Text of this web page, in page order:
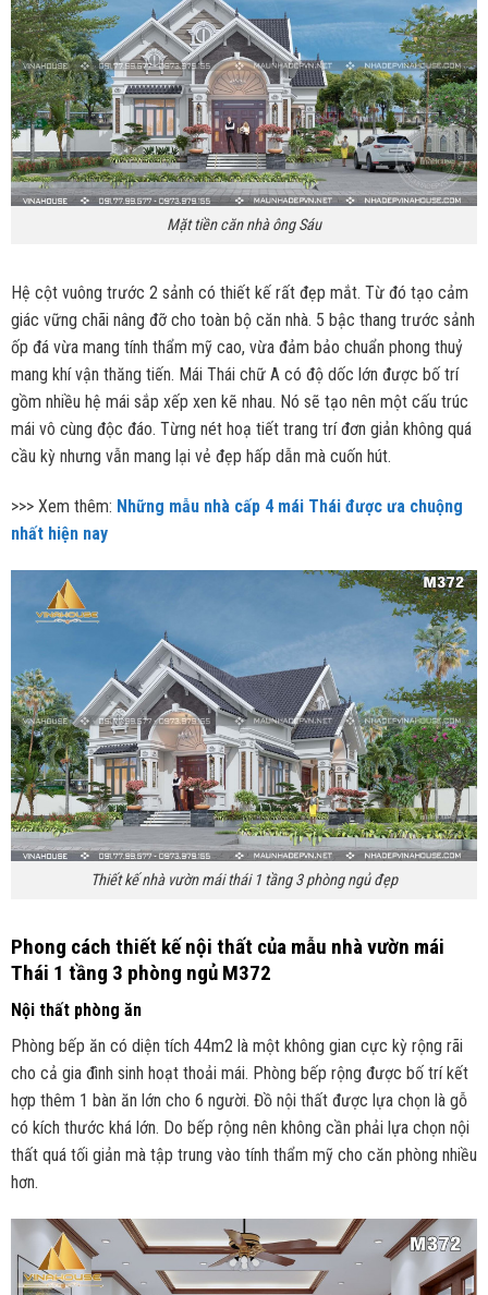
Mặt tiền căn nhà ông Sáu
Hệ cột vuông trước 2 sảnh có thiết kế rất đẹp mắt. Từ đó tạo cảm
giác vững chãi nâng đỡ cho toàn bộ căn nhà. 5 bậc thang trước sảnh
ốp đá vừa mang tính thẩm mỹ cao, vừa đảm bảo chuẩn phong thuỷ
mang khí vận thăng tiến. Mái Thái chữ A có độ dốc lớn được bố trí
gồm nhiều hệ mái sắp xếp xen kẽ nhau. Nó sẽ tạo nên một cấu trúc
mái vô cùng độc đáo. Từng nét hoạ tiết trang trí đơn giản không quá
cầu kỳ nhưng vẫn mang lại vẻ đẹp hấp dẫn mà cuốn hút.
>>> Xem thêm: Những mẫu nhà cấp 4 mái Thái được ưa chuộng
nhất hiện nay
Thiết kế nhà vườn mái thái 1 tầng 3 phòng ngủ đẹp
Phong cách thiết kế nội thất của mẫu nhà vườn mái
Thái 1 tầng 3 phòng ngủ M372
Nội thất phòng ăn
Phòng bếp ăn có diện tích 44m2 là một không gian cực kỳ rộng rãi
cho cả gia đình sinh hoạt thoải mái. Phòng bếp rộng được bố trí kết
hợp thêm 1 bàn ăn lớn cho 6 người. Đồ nội thất được lựa chọn là gỗ
có kích thước khá lớn. Do bếp rộng nên không cần phải lựa chọn nội
thất quá tối giản mà tập trung vào tính thẩm mỹ cho căn phòng nhiều
hơn.